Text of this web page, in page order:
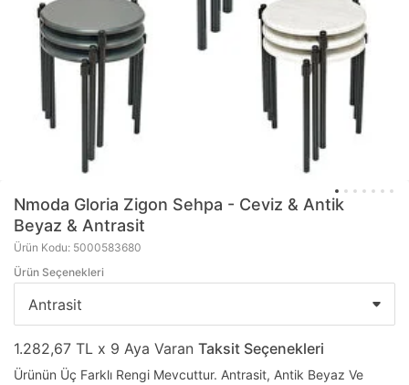
Nmoda Gloria Zigon Sehpa - Ceviz & Antik
Beyaz & Antrasit
Ürün Kodu: 5000583680
Ürün Seçenekleri
1.282,67 TL x 9 Aya Varan Taksit Seçenekleri
Ürünün Üç Farklı Rengi Mevcuttur. Antrasit, Antik Beyaz Ve